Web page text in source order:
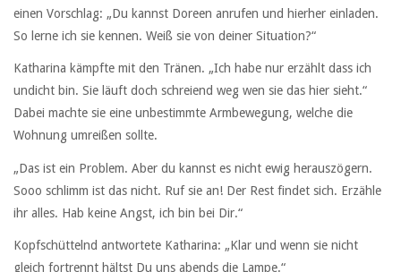
einen Vorschlag: „Du kannst Doreen anrufen und hierher einladen.
So lerne ich sie kennen. Weiß sie von deiner Situation?“
Katharina kämpfte mit den Tränen. „Ich habe nur erzählt dass ich
undicht bin. Sie läuft doch schreiend weg wen sie das hier sieht.“
Dabei machte sie eine unbestimmte Armbewegung, welche die
Wohnung umreißen sollte.
„Das ist ein Problem. Aber du kannst es nicht ewig herauszögern.
Sooo schlimm ist das nicht. Ruf sie an! Der Rest findet sich. Erzähle
ihr alles. Hab keine Angst, ich bin bei Dir.“
Kopfschüttelnd antwortete Katharina: „Klar und wenn sie nicht
gleich fortrennt hältst Du uns abends die Lampe.“